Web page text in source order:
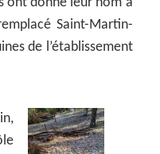
Saint-Martin-
de l’établissement